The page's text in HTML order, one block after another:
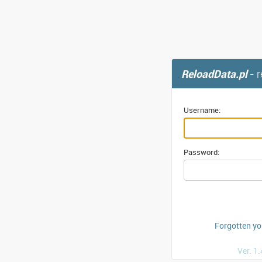
ReloadData.pl-
Username:
Password:
Forgotten
Ver.